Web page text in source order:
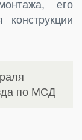
его
по МСД